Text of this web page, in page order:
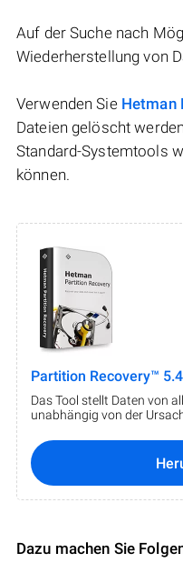
Auf der Suche nach
Wiederherstellung von
Verwenden Sie Hetman
Dateien gelöscht
Standard-Systemtools
können.
Partition Recovery™ 5.4
Das Tool stellt Daten von
unabhängig von der
Dazu machen Sie